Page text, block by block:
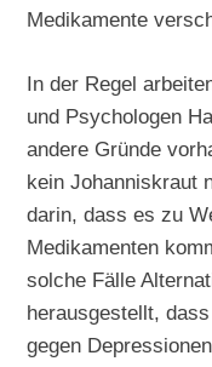
Medikamente
In der Regel
und Psychologen
andere Gründe
kein Johanniskraut
darin, dass es zu
Medikamenten
solche Fälle
herausgestellt,
gegen